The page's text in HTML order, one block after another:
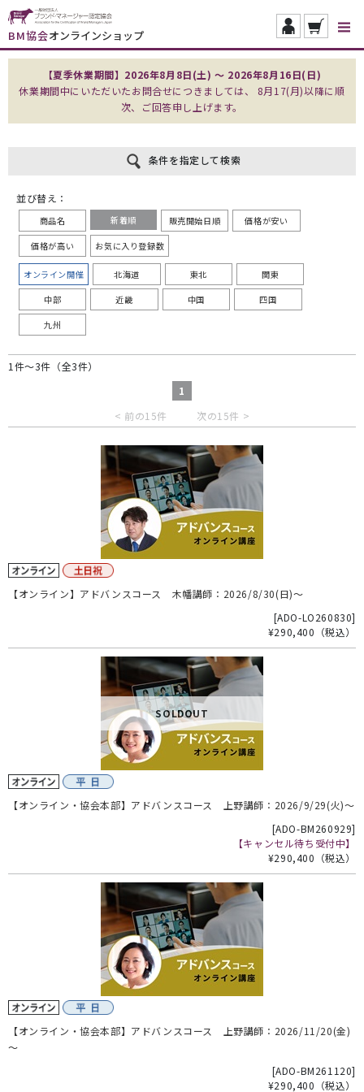
BM協会オンラインショップ
【夏季休業期間】2026年8月8日(土) ～ 2026年8月16日(日)
休業期間中にいただいたお問合せにつきましては、 8月17(月)以降に順
次、ご回答申し上げます。
条件を指定して検索
並び替え：
商品名 新着順 販売開始日順 価格が安い
価格が高い お気に入り登録数
オンライン開催 北海道 東北 関東
中部 近畿 中国 四国
九州
1件～3件（全3件）
1
< 前の15件
次の15件 >
【オンライン】アドバンスコース 木幡講師：2026/8/30(日)～
[ADO-LO260830]
¥290,400 （税込）
SOLDOUT
【オンライン・協会本部】アドバンスコース 上野講師：2026/9/29(火)～
[ADO-BM260929]
【キャンセル待ち受付中】
¥290,400 （税込）
【オンライン・協会本部】アドバンスコース 上野講師：2026/11/20(金)
～
[ADO-BM261120]
¥290,400 （税込）